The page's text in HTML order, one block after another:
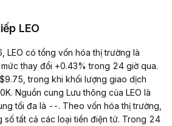
LEO
LEO có tổng vốn hóa thị trường là
thay đổi +0.43% trong 24 giờ qua.
trong khi khối lượng giao dịch
Nguồn cung Lưu thông của LEO là
tối đa là --. Theo vốn hóa thị trường,
số tất cả các loại tiền điện tử. Trong 24